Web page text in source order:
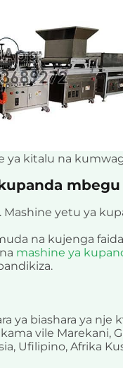
ya kitalu na
mbegu
Mashine yetu ya
na kujenga
mashine ya
ya biashara ya nje
vile Marekani,
Ufilipino, Afrika